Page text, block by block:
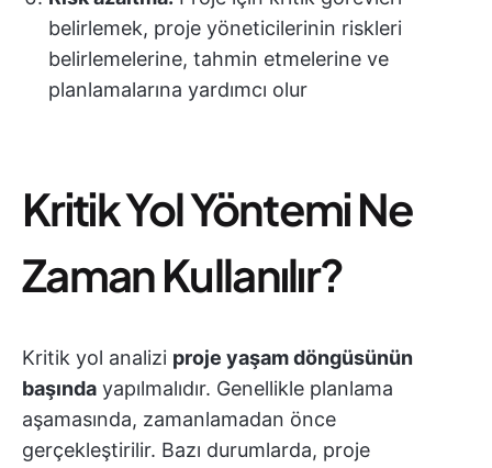
belirlemek, proje yöneticilerinin riskleri
belirlemelerine, tahmin etmelerine ve
planlamalarına yardımcı olur
Kritik Yol Yöntemi Ne
Zaman Kullanılır?
Kritik yol analizi proje yaşam döngüsünün
başında yapılmalıdır. Genellikle planlama
aşamasında, zamanlamadan önce
gerçekleştirilir. Bazı durumlarda, proje